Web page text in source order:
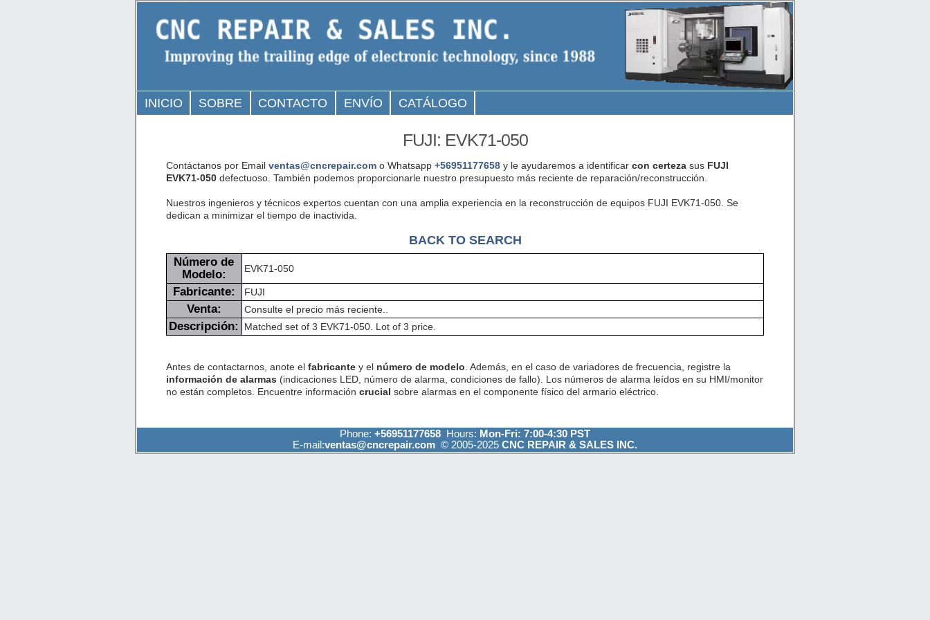
INICIO SOBRE CONTACTO ENVÍO CATÁLOGO
FUJI: EVK71-050
Contáctanos por Email ventas@cncrepair.como Whatsapp +56951177658y le ayudaremos a identificar con certezasus FUJI
EVK71-050defectuoso. También podemos proporcionarle nuestro presupuesto más reciente de reparación/reconstrucción.
Nuestros ingenieros y técnicos expertos cuentan con una amplia experiencia en la reconstrucción de equipos FUJI EVK71-050. Se
dedican a minimizar el tiempo de inactivida.
BACK TO SEARCH
Número de
Modelo:
EVK71-050
Fabricante: FUJI
Venta: Consulte el precio más reciente..
Descripción: Matched set of 3 EVK71-050. Lot of 3 price.
Antes de contactarnos, anote el fabricantey el número de modelo . Además, en el caso de variadores de frecuencia, registre la
información de alarmas (indicaciones LED, número de alarma, condiciones de fallo). Los números de alarma leídos en su HMI/monitor
no están completos. Encuentre información crucial sobre alarmas en el componente físico del armario eléctrico.
Phone: +56951177658 Hours: Mon-Fri: 7:00-4:30 PST
E-mail:ventas@cncrepair.com © 2005-2025 CNC REPAIR & SALES INC.